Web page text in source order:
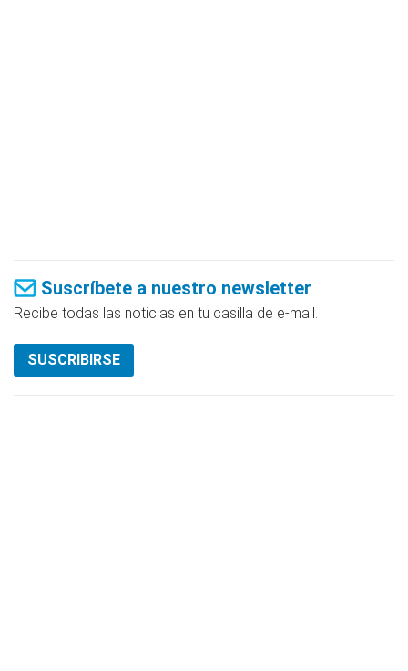
Suscríbete a nuestro newsletter
Recibe todas las noticias en tu casilla de e-mail.
SUSCRIBIRSE